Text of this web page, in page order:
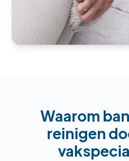
Waarom
reinigen